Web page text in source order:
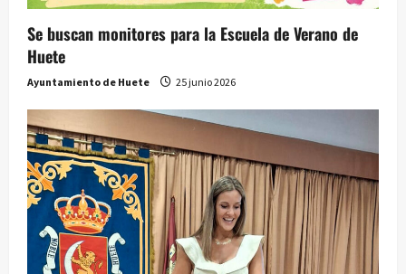
Se buscan monitores para la Escuela de Verano de
Huete
Ayuntamiento de Huete 25 junio 2026